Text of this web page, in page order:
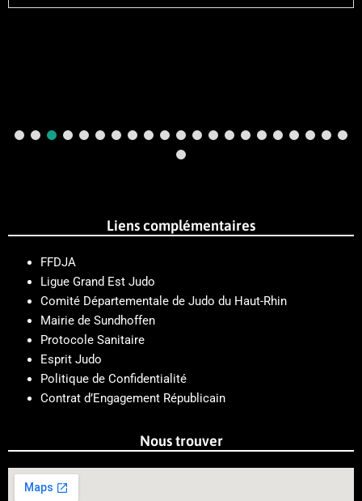
Liens complémentaires
FFDJA
Ligue Grand Est Judo
Comité Départementale de Judo du Haut-Rhin
Mairie de Sundhoffen
Protocole Sanitaire
Esprit Judo
Politique de Confidentialité
Contrat d’Engagement Républicain
Nous trouver